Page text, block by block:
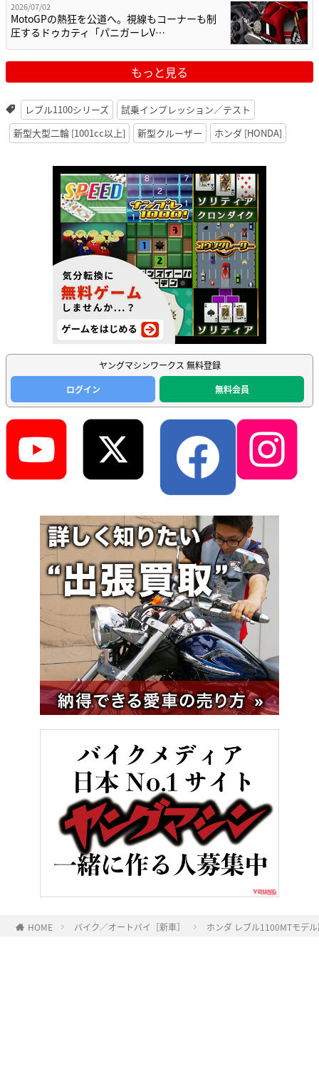
2026/07/02
MotoGPの熱狂を公道へ。視線もコーナーも制
圧するドゥカティ「パニガーレV…
もっと見る
レブル1100シリーズ
試乗インプレッション／テスト
新型大型二輪 [1001cc以上]
新型クルーザー ホンダ [HONDA]
ヤングマシンワークス 無料登録
ログイン
無料会員
HOME バイク／オートバイ［新車］ ホンダ レブル1100MTモデ